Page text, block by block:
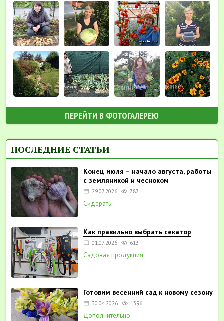
ПЕРЕЙТИ В ФОТОГАЛЕРЕЮ
ПОСЛЕДНИЕ СТАТЬИ
Конец июля – начало августа, работы
с земляникой и чесноком
29.07.2026 787
Сидераты
Как правильно выбрать секатор
01.07.2026 613
Садовая продукция
Готовим весенний сад к новому сезону
30.04.2026 1396
Дополнительно